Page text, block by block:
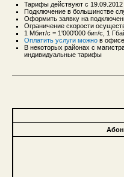
Тарифы действуют с 19.09.2012
Подключение в большинстве
Оформить заявку на
Ограничение скорости
1 Мбит/с = 1'000'000 бит/с, 1
Оплатить услуги можно в
В некоторых районах с
индивидуальные тарифы